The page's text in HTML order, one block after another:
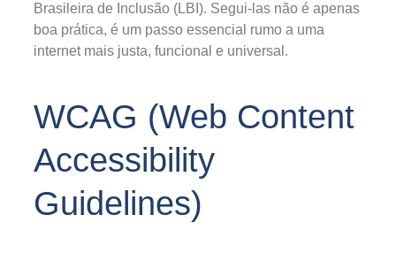
Brasileira de Inclusão (LBI). Segui-las não é apenas
boa prática, é um passo essencial rumo a uma
internet mais justa, funcional e universal.
WCAG (Web Content
Accessibility
Guidelines)